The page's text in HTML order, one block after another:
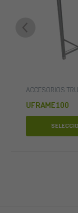
ACCESORIOS
UFRAME100